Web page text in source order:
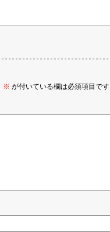
※ が付いている欄は必須項目です